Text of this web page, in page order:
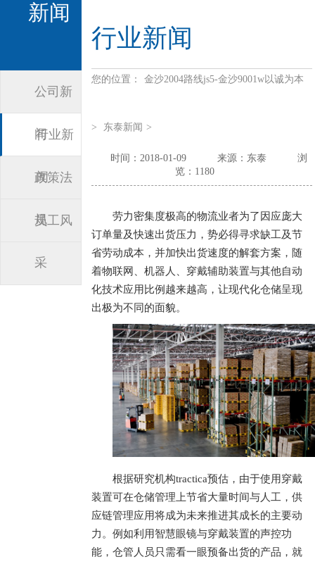
新闻
公司新
闻
行业新
闻
政策法
规
员工风
采
行业新闻
您的位置： 金沙2004路线js5-金沙9001w以诚为本
> 东泰新闻 >
时间：2018-01-09 来源：东泰
浏
览：1180
劳力密集度极高的物流业者为了因应庞大
订单量及快速出货压力，势必得寻求缺工及节
省劳动成本，并加快出货速度的解套方案，随
着物联网、机器人、穿戴辅助装置与其他自动
化技术应用比例越来越高，让现代化仓储呈现
出极为不同的面貌。
根据研究机构tractica预估，由于使用穿戴
装置可在仓储管理上节省大量时间与人工，供
应链管理应用将成为未来推进其成长的主要动
力。例如利用智慧眼镜与穿戴装置的声控功
能，仓管人员只需看一眼预备出货的产品，就